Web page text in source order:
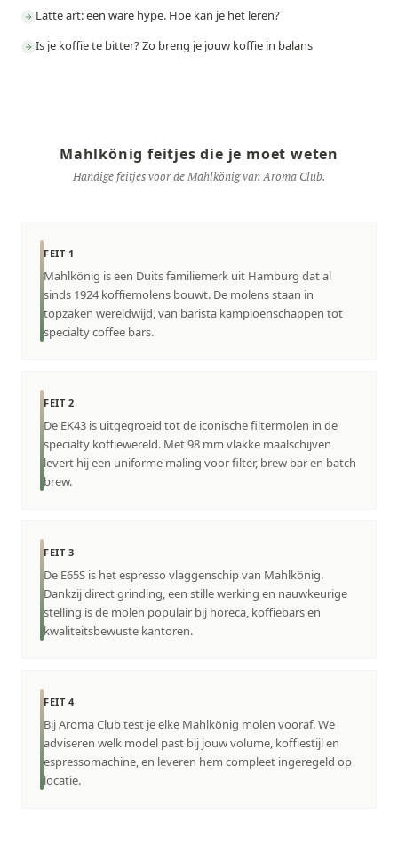
Latte art: een ware hype. Hoe kan je het leren?
Is je koffie te bitter? Zo breng je jouw koffie in balans
Mahlkönig feitjes die je moet weten
Handige feitjes voor de Mahlkönig van Aroma Club.
FEIT 1
Mahlkönig is een Duits familiemerk uit Hamburg dat al
sinds 1924 koffiemolens bouwt. De molens staan in
topzaken wereldwijd, van barista kampioenschappen tot
specialty coffee bars.
FEIT 2
De EK43 is uitgegroeid tot de iconische filtermolen in de
specialty koffiewereld. Met 98 mm vlakke maalschijven
levert hij een uniforme maling voor filter, brew bar en batch
brew.
FEIT 3
De E65S is het espresso vlaggenschip van Mahlkönig.
Dankzij direct grinding, een stille werking en nauwkeurige
stelling is de molen populair bij horeca, koffiebars en
kwaliteitsbewuste kantoren.
FEIT 4
Bij Aroma Club test je elke Mahlkönig molen vooraf. We
adviseren welk model past bij jouw volume, koffiestijl en
espressomachine, en leveren hem compleet ingeregeld op
locatie.